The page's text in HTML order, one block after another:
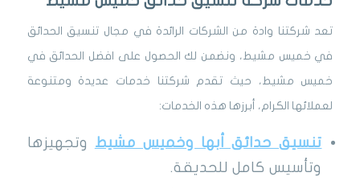
تعد شركتنا وادة من الشركات الرائدة في مجال تنسيق الحدائق
في خميس مشيط، ونضمن لك الحصول على افضل الحدائق في
خميس مشيط، حيث تقدم شركتنا خدمات عديدة ومتنوعة
لعملائها الكرام، أبرزها هذه الخدمات:
تنسيق حدائق أبها وخميس مشيط وتجهيزها
وتأسيس كامل للحديقة.